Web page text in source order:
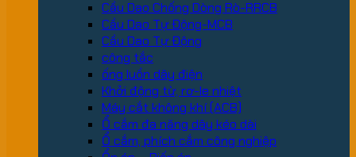
Cầu Dao Chống Dòng Rò-RRCB
Cầu Dao Tự Động-MCB
Cầu Dao Tự Động
công tắc
ống luồn dây điện
Khởi động từ, rơ-le nhiệt
Máy cắt không khí (ACB)
Ổ cắm đa năng dây kéo dài
Ổ cắm, phích cắm công nghiệp